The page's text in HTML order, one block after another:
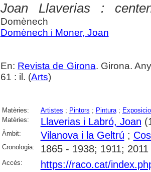
Joan Llaverias :
Domènech
Domènech i Moner, Joan
En: Revista de Girona. Girona.
61 : il. (Arts)
Matèries: Artistes ; Pintors ; Pintura;
Matèries:
Llaverias i Labró, Joan
Àmbit: Vilanova i la Geltrú ;
Cronologia: 1865 - 1938; 1911; 2011
Accés: https://raco.cat/